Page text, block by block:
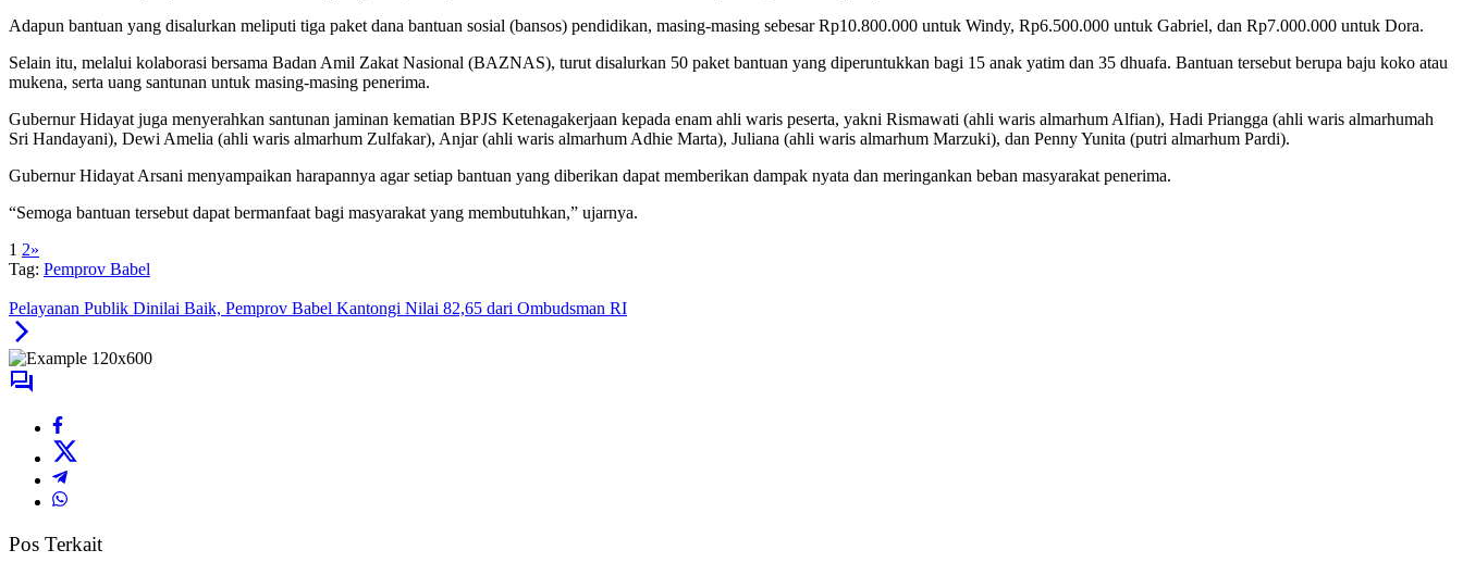
Adapun bantuan yang disalurkan meliputi tiga paket dana bantuan sosial (bansos) pendidikan, masing-masing sebesar Rp10.800.000 untuk Windy, Rp6.500.000 untuk Gabriel, dan Rp7.000.000 untuk Dora.
Selain itu, melalui kolaborasi bersama Badan Amil Zakat Nasional (BAZNAS), turut disalurkan 50 paket bantuan yang diperuntukkan bagi 15 anak yatim dan 35 dhuafa. Bantuan tersebut berupa baju koko atau
mukena, serta uang santunan untuk masing-masing penerima.
Gubernur Hidayat juga menyerahkan santunan jaminan kematian BPJS Ketenagakerjaan kepada enam ahli waris peserta, yakni Rismawati (ahli waris almarhum Alfian), Hadi Priangga (ahli waris almarhumah
Sri Handayani), Dewi Amelia (ahli waris almarhum Zulfakar), Anjar (ahli waris almarhum Adhie Marta), Juliana (ahli waris almarhum Marzuki), dan Penny Yunita (putri almarhum Pardi).
Gubernur Hidayat Arsani menyampaikan harapannya agar setiap bantuan yang diberikan dapat memberikan dampak nyata dan meringankan beban masyarakat penerima.
“Semoga bantuan tersebut dapat bermanfaat bagi masyarakat yang membutuhkan,” ujarnya.
1 2»
Tag: Pemprov Babel
Pelayanan Publik Dinilai Baik, Pemprov Babel Kantongi Nilai 82,65 dari Ombudsman RI
Pos Terkait